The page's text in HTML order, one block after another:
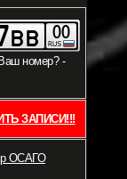
номер? -
ЗАПИСИ!!!
ОСАГО